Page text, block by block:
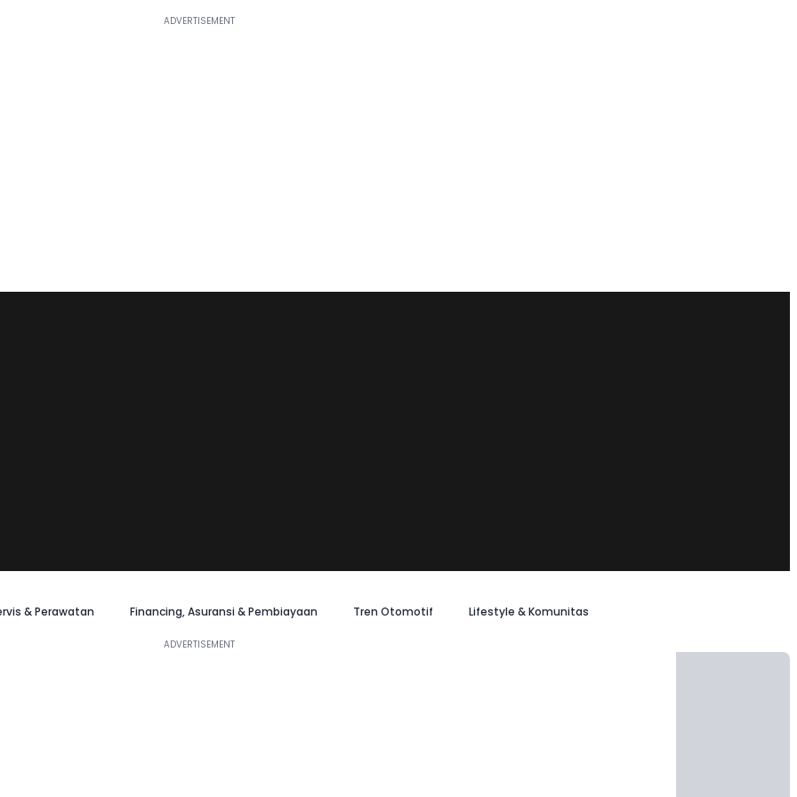
& Perawatan Financing, Asuransi & Pembiayaan Tren Otomotif Lifestyle & Komunitas